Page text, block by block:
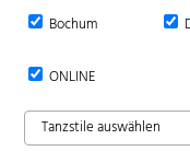
Bochum
ONLINE
Tanzstile auswählen